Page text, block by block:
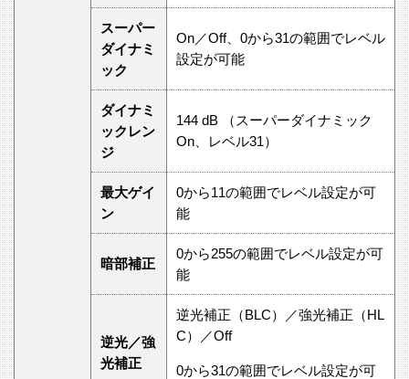
スーパー
ダイナミ
ック
On／Off、0から31の範囲でレベル
設定が可能
ダイナミ
ックレン
ジ
144 dB （スーパーダイナミック
On、レベル31）
最大ゲイ
ン
0から11の範囲でレベル設定が可
能
暗部補正
0から255の範囲でレベル設定が可
能
逆光／強
光補正
逆光補正（BLC）／強光補正（HL
C）／Off
0から31の範囲でレベル設定が可